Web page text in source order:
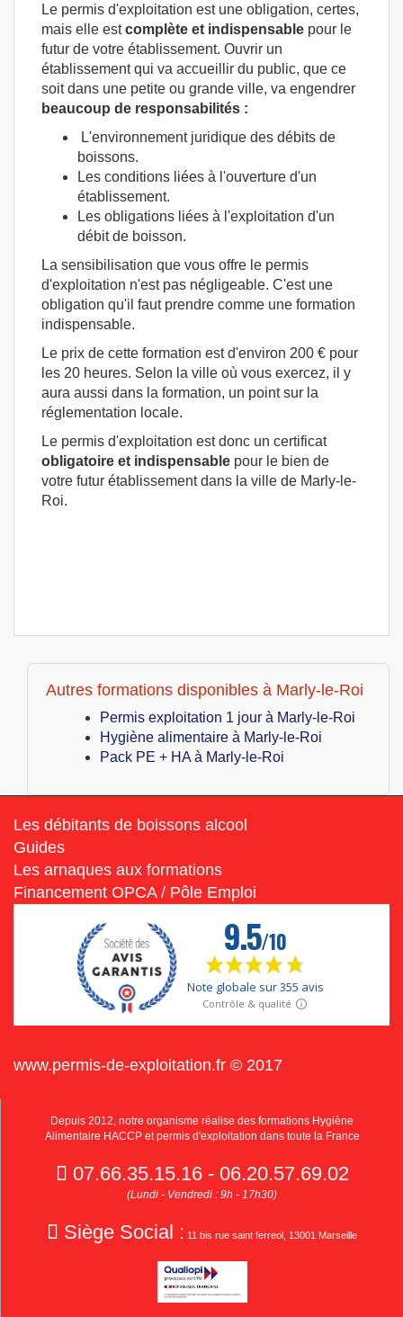
Le permis d'exploitation est une obligation, certes,
mais elle estcomplète et indispensable pour le
futur de votre établissement. Ouvrir un
établissement qui va accueillir du public, que ce
soit dans une petite ou grande ville, va engendrer
beaucoup de responsabilités :
L'environnement juridique des débits de
boissons.
Les conditions liées à l'ouverture d'un
établissement.
Les obligations liées à l'exploitation d'un
débit de boisson.
La sensibilisation que vous offre le permis
d'exploitation n'est pas négligeable. C'est une
obligation qu'il faut prendre comme une formation
indispensable.
Le prix de cette formation est d'environ 200 € pour
les 20 heures. Selon la ville où vous exercez, il y
aura aussi dans la formation, un point sur la
réglementation locale.
Le permis d'exploitation est donc un certificat
obligatoire et indispensable pour le bien de
votre futur établissement dans la ville de Marly-le-
Roi.
Autres formations disponibles à Marly-le-Roi
Permis exploitation 1 jour à Marly-le-Roi
Hygiène alimentaire à Marly-le-Roi
Pack PE + HA à Marly-le-Roi
Les débitants de boissons alcool
Guides
Les arnaques aux formations
Financement OPCA / Pôle Emploi
www.permis-de-exploitation.fr © 2017
Depuis 2012, notre organisme réalise des formations Hygiène
Alimentaire HACCP et permis d'exploitation dans toute la France
07.66.35.15.16 - 06.20.57.69.02
(Lundi - Vendredi : 9h - 17h30)
Siège Social : 11 bis rue saint ferreol, 13001 Marseille